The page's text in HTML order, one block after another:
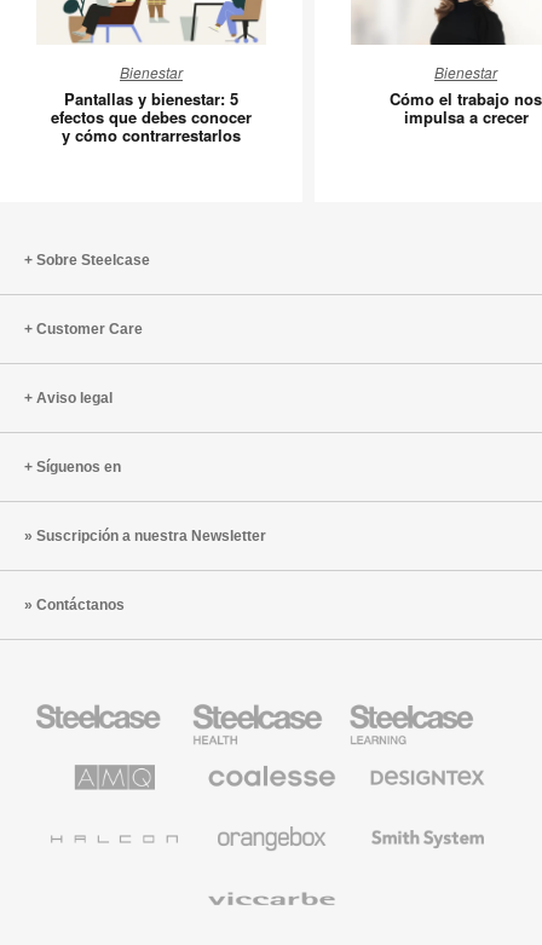
y
bienestar:
5
Bienestar
Pantallas y bienestar: 5
efectos que debes conocer
y cómo contrarrestarlos
el
trabajo
Bienestar
Cómo el trabajo nos
impulsa a crecer
Sobre Steelcase
Customer Care
Aviso legal
Síguenos en
Suscripción a nuestra Newsletter
Contáctanos
Steelcase
para
sanidad
Steelcase
para
educación
Steelcase
Solutions
premium
System